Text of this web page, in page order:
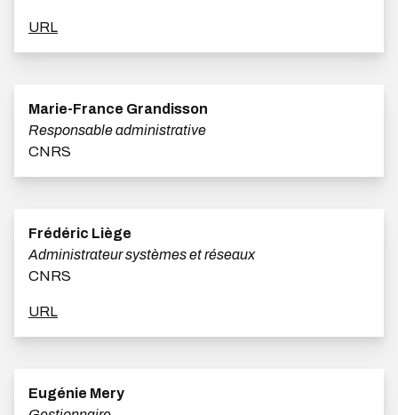
URL
Marie-France Grandisson
Responsable administrative
CNRS
Frédéric Liège
Administrateur systèmes et réseaux
CNRS
URL
Eugénie Mery